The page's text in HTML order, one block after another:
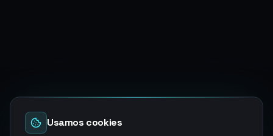
Usamos cookies